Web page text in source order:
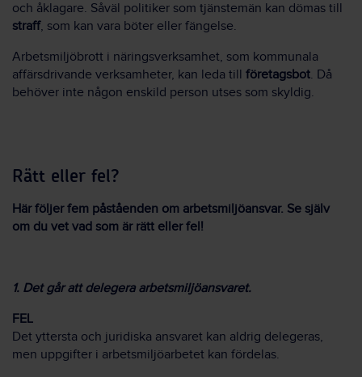
och åklagare. Såväl politiker som tjänstemän kan dömas till
straff, som kan vara böter eller fängelse.
Arbetsmiljöbrott i näringsverksamhet, som kommunala
affärsdrivande verksamheter, kan leda till företagsbot. Då
behöver inte någon enskild person utses som skyldig.
Rätt eller fel?
Här följer fem påståenden om arbetsmiljöansvar. Se själv
om du vet vad som är rätt eller fel!
1. Det går att delegera arbetsmiljöansvaret.
FEL
Det yttersta och juridiska ansvaret kan aldrig delegeras,
men uppgifter i arbetsmiljöarbetet kan fördelas.